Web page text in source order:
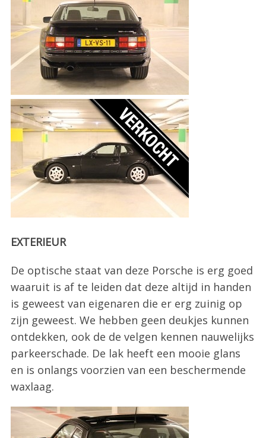
EXTERIEUR
De optische staat van deze Porsche is erg goed
waaruit is af te leiden dat deze altijd in handen
is geweest van eigenaren die er erg zuinig op
zijn geweest. We hebben geen deukjes kunnen
ontdekken, ook de de velgen kennen nauwelijks
parkeerschade. De lak heeft een mooie glans
en is onlangs voorzien van een beschermende
waxlaag.